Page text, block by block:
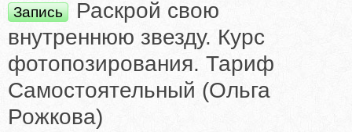
Запись
Раскрой свою
внутреннюю звезду. Курс
фотопозирования. Тариф
Самостоятельный (Ольга
Рожкова)